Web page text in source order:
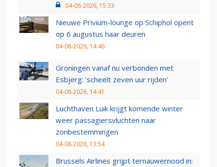
04-08-2026, 15:33
Nieuwe Privium-lounge op Schiphol opent
op 6 augustus haar deuren
04-08-2026, 14:46
Groningen vanaf nu verbonden met
Esbjerg: 'scheelt zeven uur rijden'
04-08-2026, 14:41
Luchthaven Luik krijgt komende winter
weer passagiersvluchten naar
zonbestemmingen
04-08-2026, 13:54
Brussels Airlines grijpt ternauwernood in: